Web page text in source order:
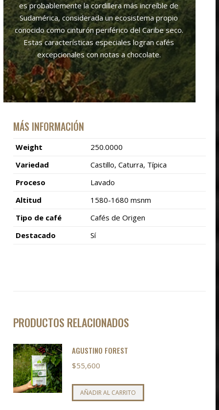
es probablemente la cordillera más increíble de
Sudamérica, considerada un ecosistema propio
conocido como cinturón periférico del Caribe seco.
Estas características especiales logran cafés
excepcionales con notas a chocolate.
MÁS INFORMACIÓN
Weight
250.0000
Variedad
Castillo, Caturra, Típica
Proceso
Lavado
Altitud
1580-1680 msnm
Tipo de café
Cafés de Origen
Destacado
Sí
PRODUCTOS RELACIONADOS
AGUSTINO FOREST
$55,600
AÑADIR AL CARRITO